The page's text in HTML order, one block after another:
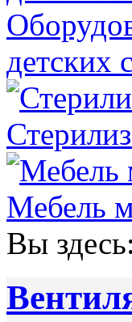
детских
Мебель
Вы здесь: